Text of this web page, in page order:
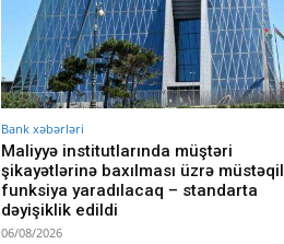
Bank xəbərləri
Maliyyə institutlarında müştəri
şikayətlərinə baxılması üzrə müstəqil
funksiya yaradılacaq – standarta
dəyişiklik edildi
06/08/2026